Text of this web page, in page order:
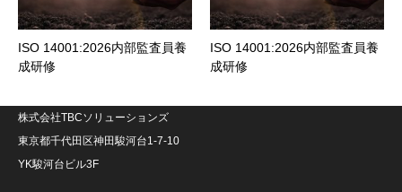
ISO 14001:2026内部監査員養
成研修
ISO 14001:2026内部監査員養
成研修
株式会社TBCソリューションズ
東京都千代田区神田駿河台1-7-10
YK駿河台ビル3F